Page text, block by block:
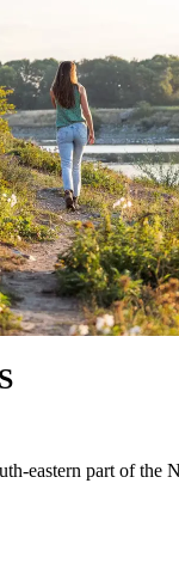
eastern part of the